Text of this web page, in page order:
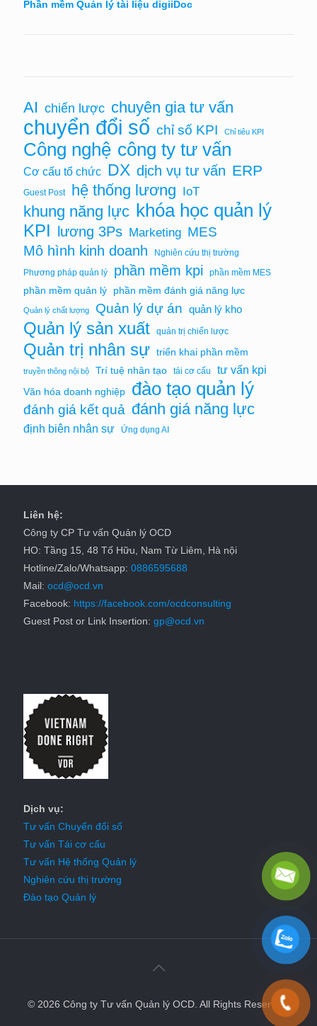
Phần mềm Quản lý tài liệu digiiDoc
AI chiến lược chuyên gia tư vấn
chuyển đổi số chỉ số KPI Chỉ tiêu KPI
Công nghệ công ty tư vấn
Cơ cấu tổ chức DX dịch vụ tư vấn ERP
Guest Post hệ thống lương IoT
khung năng lực khóa học quản lý
KPI lương 3Ps Marketing MES
Mô hình kinh doanh
Nghiên cứu thị trường
Phương pháp quản lý
phần mềm kpi phần mềm MES
phần mềm quản lý phần mềm đánh giá năng lực
Quản lý chất lượng Quản lý dự án quản lý kho
Quản lý sản xuất quản trị chiến lược
Quản trị nhân sự triển khai phần mềm
truyền thông nội bộ Trí tuệ nhân tạo tái cơ cấu tư vấn kpi
Văn hóa doanh nghiệp đào tạo quản lý
đánh giá kết quả đánh giá năng lực
định biên nhân sự Ứng dụng AI
Liên hệ:
Công ty CP Tư vấn Quản lý OCD
HO: Tầng 15, 48 Tố Hữu, Nam Từ Liêm, Hà nội
Hotline/Zalo/Whatsapp: 0886595688
Mail: ocd@ocd.vn
Facebook: https://facebook.com/ocdconsulting
Guest Post or Link Insertion: gp@ocd.vn
Dịch vụ:
Tư vấn Chuyển đổi số
Tư vấn Tái cơ cấu
Tư vấn Hệ thống Quản lý
Nghiên cứu thị trường
Đào tạo Quản lý
© 2026 Công ty Tư vấn Quản lý OCD. All Rights Reserved.